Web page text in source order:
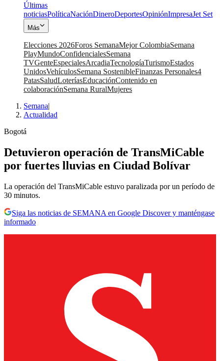
Últimas
noticiasPolíticaNaciónDineroDeportesOpiniónImpresaJet Set
Más
Elecciones 2026Foros SemanaMejor ColombiaSemana
PlayMundoConfidencialesSemana
TVGenteEspecialesArcadiaTecnologíaTurismoEstados
UnidosVehículosSemana SostenibleFinanzas Personales4
PatasSaludLoteríasEducaciónContenido en
colaboraciónSemana RuralMujeres
Semana|
Actualidad
Bogotá
Detuvieron operación de TransMiCable
por fuertes lluvias en Ciudad Bolívar
La operación del TransMiCable estuvo paralizada por un período de
30 minutos.
Siga las noticias de SEMANA en Google Discover y manténgase
informado